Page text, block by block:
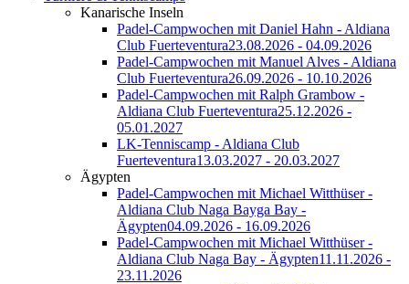
Kanarische Inseln
Padel-Campwochen mit Daniel Hahn - Aldiana
Club Fuerteventura23.08.2026 - 04.09.2026
Padel-Campwochen mit Manuel Alves - Aldiana
Club Fuerteventura26.09.2026 - 10.10.2026
Padel-Campwochen mit Ralph Grambow -
Aldiana Club Fuerteventura25.12.2026 -
05.01.2027
LK-Tenniscamp - Aldiana Club
Fuerteventura13.03.2027 - 20.03.2027
Ägypten
Padel-Campwochen mit Michael Witthüser -
Aldiana Club Naga Bayga Bay -
Ägypten04.09.2026 - 16.09.2026
Padel-Campwochen mit Michael Witthüser -
Aldiana Club Naga Bay - Ägypten11.11.2026 -
23.11.2026